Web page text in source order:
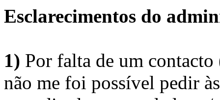
Esclarecimentos do
1) Por falta de um
não me foi possível pedir